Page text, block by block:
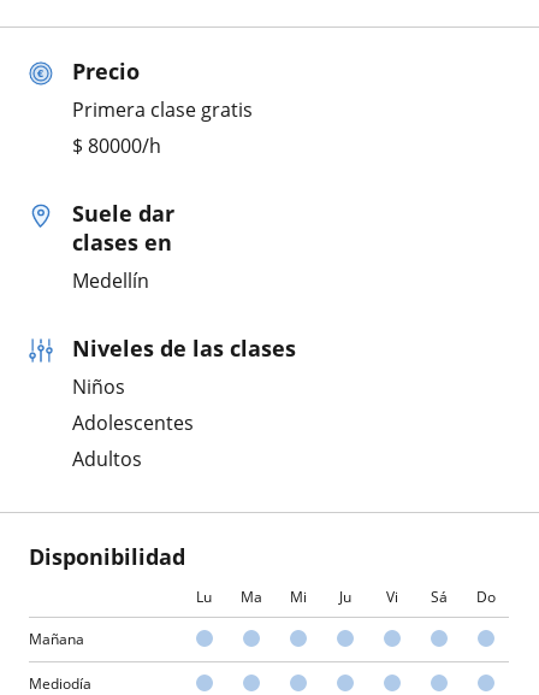
Precio
Primera clase gratis
$ 80000/h
Suele dar
clases en
Medellín
Niveles de las clases
Niños
Adolescentes
Adultos
Disponibilidad
Lu Ma Mi Ju Vi Sá Do
Mañana
Mediodía